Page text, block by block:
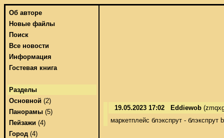
Об авторе
Новые файлы
Поиск
Все новости
Информация
Гостевая книга
Разделы
Основной (2)
Панорамы (5)
Пейзажи (4)
Город (4)
19.05.2023 17:02 Eddiewob
маркетплейс блэкспрут -